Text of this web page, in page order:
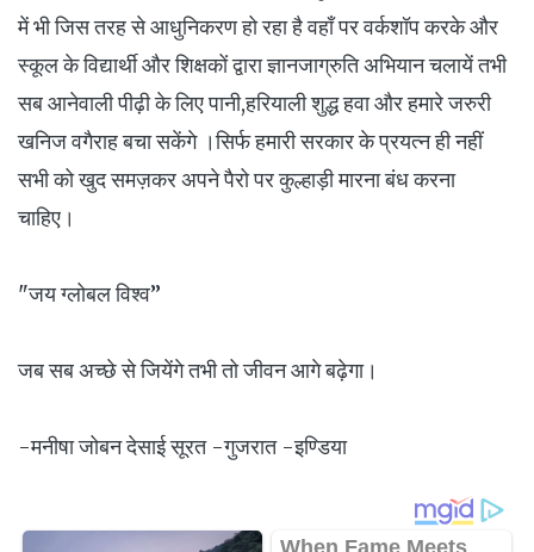
में भी जिस तरह से आधुनिकरण हो रहा है वहाँ पर वर्कशॉप करके और
स्कूल के विद्यार्थी और शिक्षकों द्वारा ज्ञानजाग्रुति अभियान चलायें तभी
सब आनेवाली पीढ़ी के लिए पानी,हरियाली शुद्ध हवा और हमारे जरुरी
खनिज वगैराह बचा सकेंगे ।सिर्फ हमारी सरकार के प्रयत्न ही नहीं
सभी को खुद समज़कर अपने पैरो पर कुल्हाड़ी मारना बंध करना
चाहिए।
"जय ग्लोबल विश्व”
जब सब अच्छे से जियेंगे तभी तो जीवन आगे बढ़ेगा।
-मनीषा जोबन देसाई सूरत -गुजरात -इण्डिया